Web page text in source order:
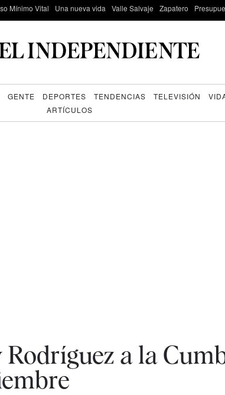
Mínimo Vital Una nueva vida Valle Salvaje Zapatero
GENTE DEPORTES TENDENCIAS TELEVISIÓN
ARTÍCULOS
a la